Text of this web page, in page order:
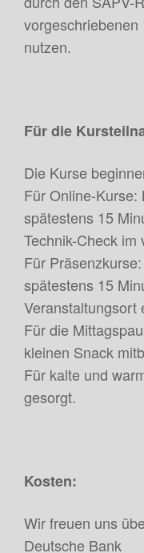
nutzen.
Für die
Die Kurse
Für Online-Kurse:
spätestens 15
Technik-Check
Für
spätestens 15
Veranstaltungsort
Für die
kleinen Snack
Für kalte und
gesorgt.
Kosten:
Wir freuen uns
Deutsche Bank